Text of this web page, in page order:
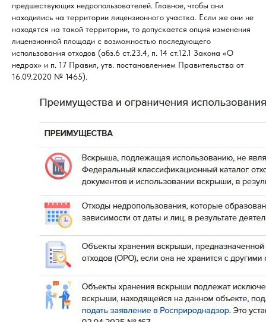
предшествующих недропользователей. Главное, чтобы они
находились на территории лицензионного участка. Если же они не
находятся на такой территории, то допускается опция изменения
лицензионной площади с возможностью последующего
использования отходов (абз.6 ст.23.4, п. 14 ст.12.1 Закона «О
недрах» и п. 17 Правил, утв. постановлением Правительства от
16.09.2020 № 1465).